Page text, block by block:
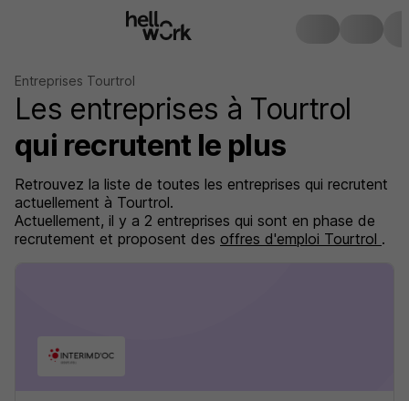
Entreprises Tourtrol
Les entreprises à Tourtrol
qui recrutent le plus
Retrouvez la liste de toutes les entreprises qui recrutent
actuellement à Tourtrol.
Actuellement, il y a 2 entreprises qui sont en phase de
recrutement et proposent des offres d'emploi Tourtrol .